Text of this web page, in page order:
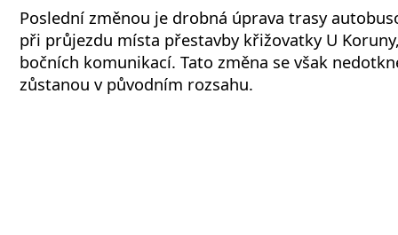
Poslední změnou je drobná úprava trasy
při průjezdu místa přestavby křižovatky U
bočních komunikací. Tato změna se však
zůstanou v původním rozsahu.